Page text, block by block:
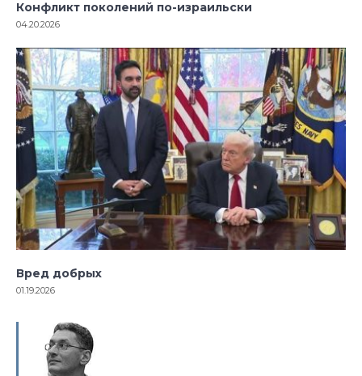
Конфликт поколений по-израильски
04.20.2026
Вред добрых
01.19.2026